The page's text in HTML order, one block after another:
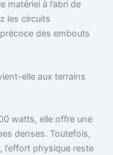
matériel à l’abri de
les circuits
des embouts
elle aux terrains
watts, elle offre une
denses. Toutefois,
l’effort physique reste